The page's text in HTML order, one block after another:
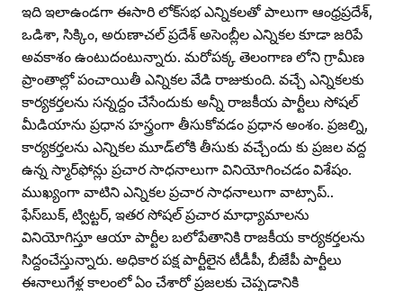
ఇది ఇలాఉండగా ఈసారి లోక్‌సభ ఎన్నికలతో పాలుగా ఆంధ్రప్రదేశ్‌,
ఒడిశా, సిక్కిం, అరుణాచల్‌ ప్రదేశ్‌ అసెంబ్లీల ఎన్నికల కూడా జరిపే
అవకాశం ఉంటుదంటున్నారు. మరోపక్క తెలంగాణ లోని గ్రామీణ
ప్రాంతాల్లో పంచాయితీ ఎన్నికల వేడి రాజుకుంది. వచ్చే ఎన్నికలకు
కార్యకర్తలను సన్నద్దం చేసేందుకు అన్నీ రాజకీయ పార్టీలు సోషల్‌
మీడియాను ప్రధాన హస్త్రంగా తీసుకోవడం ప్రధాన అంశం. ప్రజల్ని,
కార్యకర్తలను ఎన్నికల మూడ్‌లోకి తీసుకు వచ్చేందు కు ప్రజల వద్ద
ఉన్న స్మార్‌ఫోన్లు ప్రచార సాధనాలుగా వినియోగించడం విశేషం.
ముఖ్యంగా వాటిని ఎన్నికల ప్రచార సాధనాలుగా వాట్సాప్‌..
ఫేస్‌బుక్‌, ట్విట్టర్‌, ఇతర సోషల్‌ ప్రచార మాధ్యామాలను
వినియోగిస్తూ ఆయా పార్టీల బలోపేతానికి రాజకీయ కార్యకర్తలను
సిద్దంచేస్తున్నారు. అధికార పక్ష పార్టీలైన టీడీపీ, బీజేపీ పార్టీలు
ఈనాలుగేళ్ల కాలంలో ఏం చేశారో ప్రజలకు చెప్పడానికి